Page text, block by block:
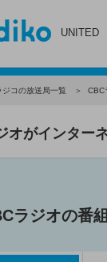
UNITED
ジコの放送局一覧 CBC
オがインター
ラジオの番